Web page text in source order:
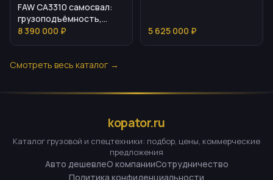
FAW CA3310 самосвал:
грузоподъёмность,
двигатель, внутренние
8 390 000 ₽ 5 625 000 ₽
Смотреть весь каталог →
kopator.ru
Каталог грузовой и спецтехники: подбор, цены, коммерческие
предложения
Авто дешевлеО компанииСотрудничество
Политика конфиденциальности